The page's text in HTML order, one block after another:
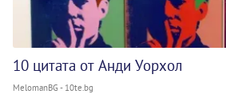
10 цитата от Анди Уорхол
MelomanBG - 10te.bg